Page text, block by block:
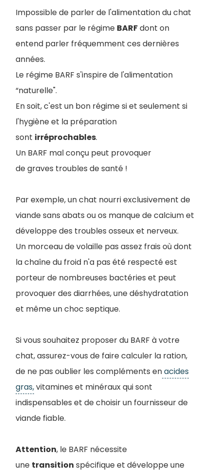
Impossible de parler de l'alimentation du chat
sans passer par le régime BARFdont on
entend parler fréquemment ces dernières
années.
Le régime BARF s'inspire de l'alimentation
“naturelle".
En soit, c'est un bon régime si et seulement si
l'hygiène et la préparation
sont irréprochables.
Un BARF mal conçu peut provoquer
de graves troubles de santé !
Par exemple, un chat nourri exclusivement de
viande sans abats ou os manque de calcium et
développe des troubles osseux et nerveux.
Un morceau de volaille pas assez frais où dont
la chaîne du froid n'a pas été respecté est
porteur de nombreuses bactéries et peut
provoquer des diarrhées, une déshydratation
et même un choc septique.
Si vous souhaitez proposer du BARF à votre
chat, assurez-vous de faire calculer la ration,
de ne pas oublier les compléments enacides
gras,vitamines et minéraux qui sont
indispensables et de choisir un fournisseur de
viande fiable.
Attention, le BARF nécessite
une transition spécifique et développe une